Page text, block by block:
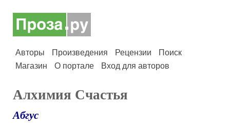
Авторы Произведения Рецензии
Поиск
Магазин
О портале Вход для авторов
Алхимия Счастья
Абгус